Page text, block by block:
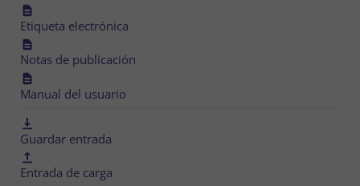
Etiqueta electrónica
Notas de publicación
Manual del usuario
Guardar entrada
Entrada de carga